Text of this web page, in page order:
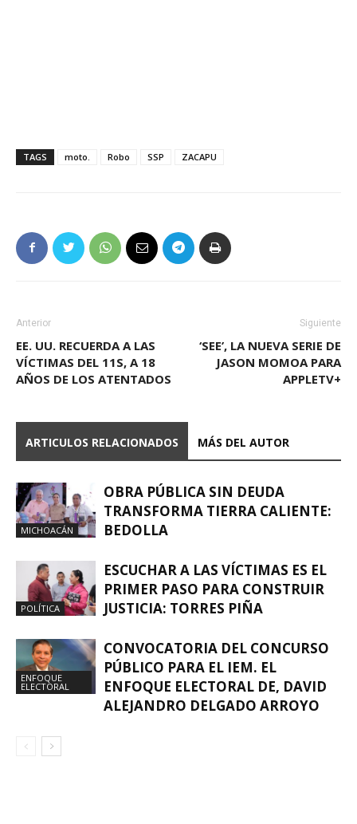
TAGS moto. Robo SSP ZACAPU
Anterior
EE. UU. RECUERDA A LAS
VÍCTIMAS DEL 11S, A 18
AÑOS DE LOS ATENTADOS
Siguiente
‘SEE’, LA NUEVA SERIE DE
JASON MOMOA PARA
APPLETV+
ARTICULOS RELACIONADOS MÁS DEL AUTOR
MICHOACÁN
OBRA PÚBLICA SIN DEUDA
TRANSFORMA TIERRA CALIENTE:
BEDOLLA
POLÍTICA
ESCUCHAR A LAS VÍCTIMAS ES EL
PRIMER PASO PARA CONSTRUIR
JUSTICIA: TORRES PIÑA
ENFOQUE
ELECTORAL
CONVOCATORIA DEL CONCURSO
PÚBLICO PARA EL IEM. EL
ENFOQUE ELECTORAL DE, DAVID
ALEJANDRO DELGADO ARROYO